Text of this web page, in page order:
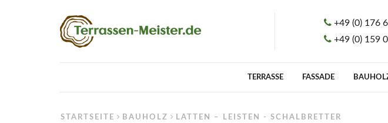
+49 (0) 176
+49 (0) 159
TERRASSE FASSADE
STARTSEITE BAUHOLZ LATTEN – LEISTEN - SCHALBRETTER